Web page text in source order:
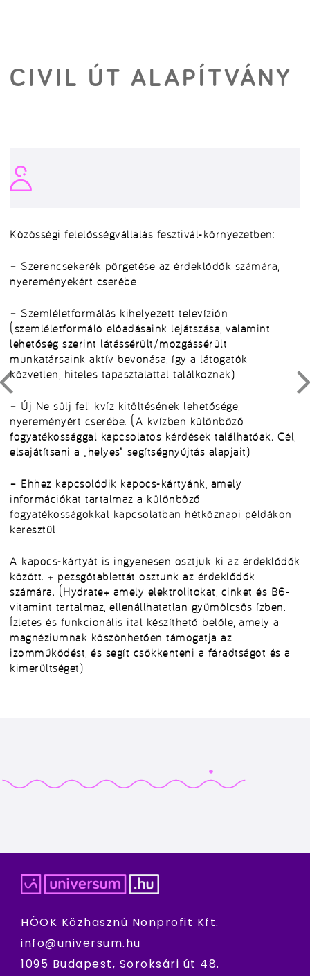
CIVIL ÚT ALAPÍTVÁNY
Közösségi felelősségvállalás fesztivál-környezetben:
– Szerencsekerék pörgetése az érdeklődők számára,
nyereményekért cserébe
– Szemléletformálás kihelyezett televízión
(szemléletformáló előadásaink lejátszása, valamint
lehetőség szerint látássérült/mozgássérült
munkatársaink aktív bevonása, így a látogatók
közvetlen, hiteles tapasztalattal találkoznak)
– Új Ne sülj fel! kvíz kitöltésének lehetősége,
nyereményért cserébe. (A kvízben különböző
fogyatékossággal kapcsolatos kérdések találhatóak. Cél,
elsajátítsani a „helyes” segítségnyújtás alapjait)
– Ehhez kapcsolódik kapocs-kártyánk, amely
információkat tartalmaz a különböző
fogyatékosságokkal kapcsolatban hétköznapi példákon
keresztül.
A kapocs-kártyát is ingyenesen osztjuk ki az érdeklődők
között. + pezsgőtablettát osztunk az érdeklődők
számára. (Hydrate+ amely elektrolitokat, cinket és B6-
vitamint tartalmaz, ellenállhatatlan gyümölcsös ízben.
Ízletes és funkcionális ital készíthető belőle, amely a
magnéziumnak köszönhetően támogatja az
izomműködést, és segít csökkenteni a fáradtságot és a
kimerültséget)
HÖOK Közhasznú Nonprofit Kft.
info@universum.hu
1095 Budapest, Soroksári út 48.